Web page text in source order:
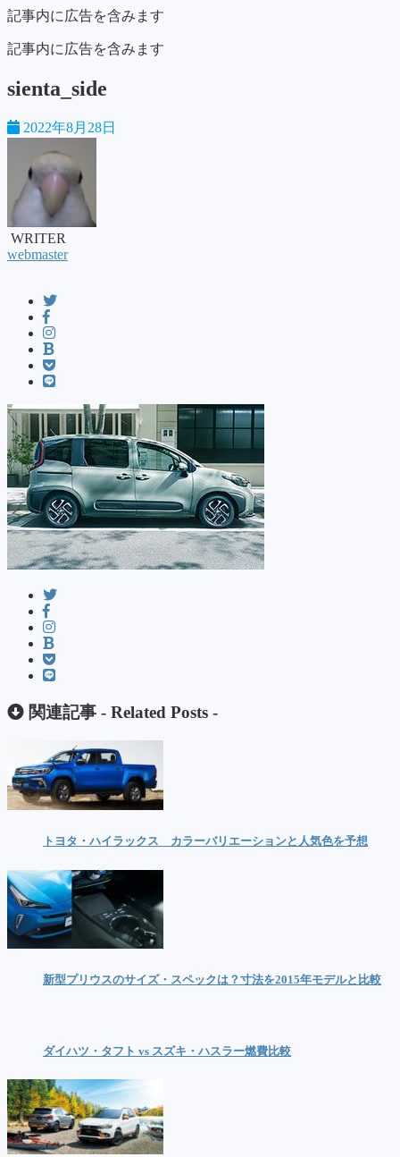
記事内に広告を含みます
記事内に広告を含みます
sienta_side
2022年8月28日
WRITER
webmaster
関連記事 - Related Posts -
トヨタ・ハイラックス カラーバリエーションと人気色を予想
新型プリウスのサイズ・スペックは？寸法を2015年モデルと比較
ダイハツ・タフト vs スズキ・ハスラー燃費比較